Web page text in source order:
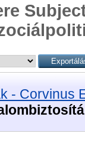
- Corvinus